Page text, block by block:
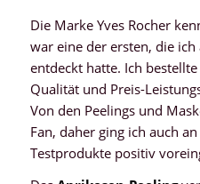
Die Marke Yves Rocher
war eine der ersten, die
entdeckt hatte. Ich
Qualität und Preis-
Von den Peelings und
Fan, daher ging ich auch
Testprodukte positiv